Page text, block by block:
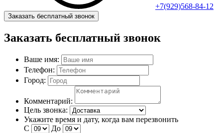
+7(929)568-84-12
Заказать бесплатный звонок
Заказать бесплатный звонок
Ваше имя:
Телефон:
Город:
Комментарий:
Цель звонка:
Укажите время и дату, когда вам перезвонить
С
До